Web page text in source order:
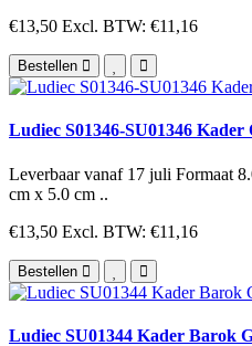
€13,50 Excl. BTW: €11,16
Bestellen
Ludiec S01346-SU01346
Leverbaar vanaf 17 juli Formaat
cm x 5.0 cm ..
€13,50 Excl. BTW: €11,16
Bestellen
Ludiec SU01344 Kader Barok